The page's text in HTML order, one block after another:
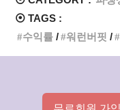
⦿ TAGS :
수익률
워런버핏